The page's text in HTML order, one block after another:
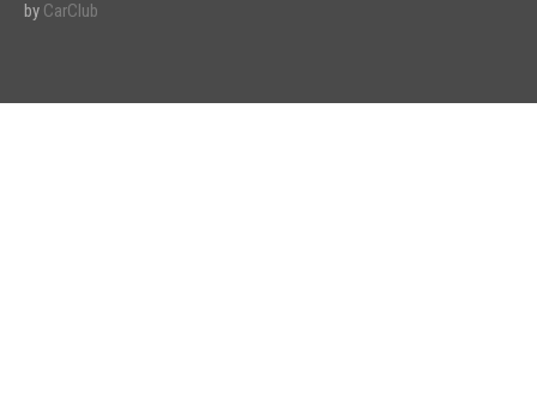
by CarClub